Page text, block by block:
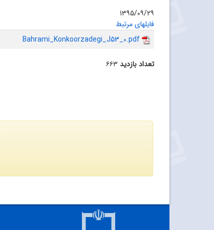
۱۳۹۵/۰۹/۲۹
فایلهای مرتبط
Bahrami_Konkoorzadegi_J53_0.pdf
تعداد بازدید ۶۶۳